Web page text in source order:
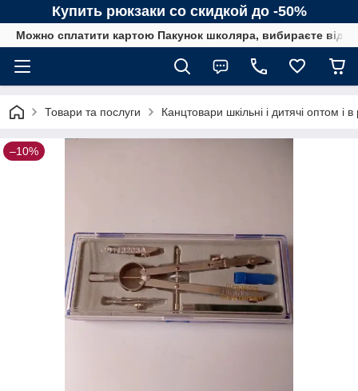
Купить рюкзаки со скидкой до -50%
Можно сплатити картою Пакунок школяра, вибираєте від
Товари та послуги Канцтовари шкільні і дитячі оптом і в
–10%